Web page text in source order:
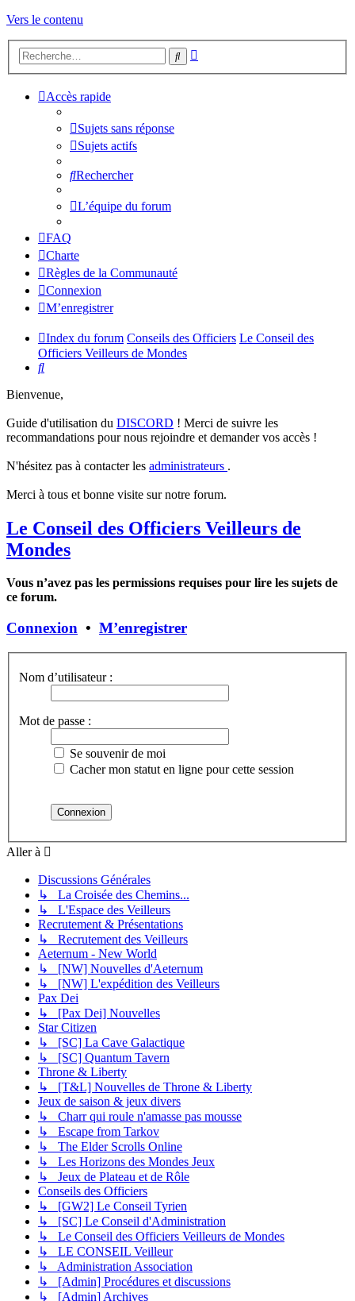
Vers le contenu
Rechercher
Accès rapide
Sujets sans réponse
Sujets actifs
Rechercher
L’équipe du forum
FAQ
Charte
Règles de la Communauté
Connexion
M’enregistrer
Index du forum Conseils des Officiers Le Conseil des
Officiers Veilleurs de Mondes
Rechercher
Bienvenue,
Guide d'utilisation du DISCORD ! Merci de suivre les
recommandations pour nous rejoindre et demander vos accès !
N'hésitez pas à contacter les administrateurs .
Merci à tous et bonne visite sur notre forum.
Le Conseil des Officiers Veilleurs de
Mondes
Vous n’avez pas les permissions requises pour lire les sujets de
ce forum.
Connexion • M’enregistrer
Nom d’utilisateur :
Mot de passe :
Se souvenir de moi
Cacher mon statut en ligne pour cette session
Aller à
Discussions Générales
↳ La Croisée des Chemins...
↳ L'Espace des Veilleurs
Recrutement & Présentations
↳ Recrutement des Veilleurs
Aeternum - New World
↳ [NW] Nouvelles d'Aeternum
↳ [NW] L'expédition des Veilleurs
Pax Dei
↳ [Pax Dei] Nouvelles
Star Citizen
↳ [SC] La Cave Galactique
↳ [SC] Quantum Tavern
Throne & Liberty
↳ [T&L] Nouvelles de Throne & Liberty
Jeux de saison & jeux divers
↳ Charr qui roule n'amasse pas mousse
↳ Escape from Tarkov
↳ The Elder Scrolls Online
↳ Les Horizons des Mondes Jeux
↳ Jeux de Plateau et de Rôle
Conseils des Officiers
↳ [GW2] Le Conseil Tyrien
↳ [SC] Le Conseil d'Administration
↳ Le Conseil des Officiers Veilleurs de Mondes
↳ LE CONSEIL Veilleur
↳ Administration Association
↳ [Admin] Procédures et discussions
↳ [Admin] Archives